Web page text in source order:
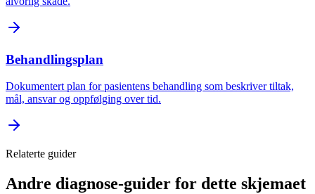
Behandlingsplan
Dokumentert plan for pasientens behandling som beskriver tiltak,
mål, ansvar og oppfølging over tid.
Relaterte guider
Andre diagnose-guider for dette skjemaet